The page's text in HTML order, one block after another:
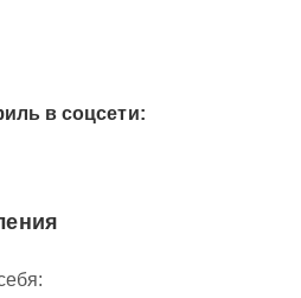
в соцсети: